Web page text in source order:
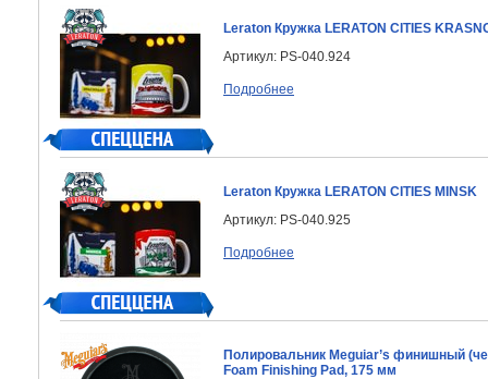
Leraton Кружка LERATON CITIES
Артикул: PS-040.924
Подробнее
Leraton Кружка LERATON CITIES MINSK
Артикул: PS-040.925
Подробнее
Полировальник Meguiar’s финишный
Foam Finishing Pad, 175 мм